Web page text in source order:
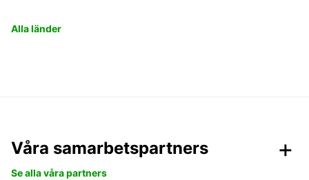
Alla länder
Våra samarbetspartners
Se alla våra partners